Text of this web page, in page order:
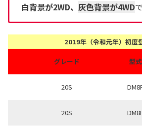
白背景が2WD、 灰色背景が4WD
2019年（令和元年）初度
グレード 型式
20S
20S